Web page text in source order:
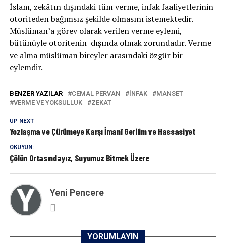
İslam, zekâtın dışındaki tüm verme, infak faaliyetlerinin
otoriteden bağımsız şekilde olmasını istemektedir.
Müslüman’a görev olarak verilen verme eylemi,
bütünüyle otoritenin dışında olmak zorundadır. Verme
ve alma müslüman bireyler arasındaki özgür bir
eylemdir.
BENZER YAZILAR CEMAL PERVAN İNFAK
MANSET
VERME VE YOKSULLUK
ZEKAT
UP NEXT
Yozlaşma ve Çürümeye Karşı İmanî Gerilim ve Hassasiyet
OKUYUN:
Çölün Ortasındayız, Suyumuz Bitmek Üzere
Yeni Pencere
YORUMLAYIN